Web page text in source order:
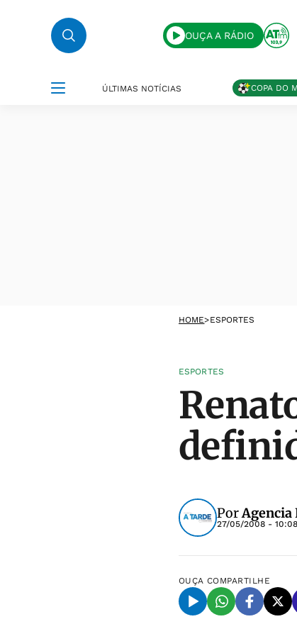
OUÇA A RÁDIO
ÚLTIMAS NOTÍCIAS COPA DO
HOME>ESPORTES
ESPORTES
PorAgencia
27/05/2008 -
OUÇA COMPARTILHE